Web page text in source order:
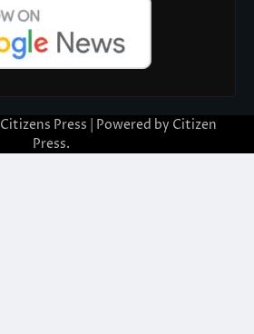
Citizens Press | Powered by Citizen
Press.